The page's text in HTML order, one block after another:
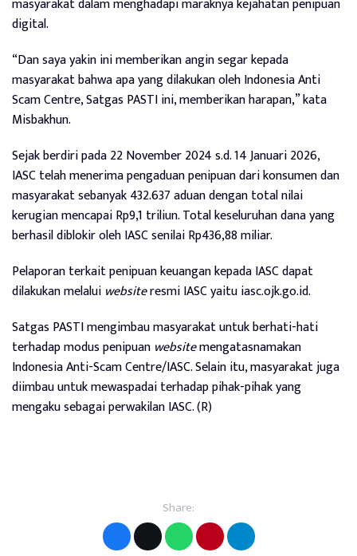
digital.
“Dan saya yakin ini memberikan angin segar kepada
masyarakat bahwa apa yang dilakukan oleh Indonesia Anti
Scam Centre, Satgas PASTI ini, memberikan harapan,” kata
Misbakhun.
Sejak berdiri pada 22 November 2024 s.d. 14 Januari 2026,
IASC telah menerima pengaduan penipuan dari konsumen dan
masyarakat sebanyak 432.637 aduan dengan total nilai
kerugian mencapai Rp9,1 triliun. Total keseluruhan dana yang
berhasil diblokir oleh IASC senilai Rp436,88 miliar.
Pelaporan terkait penipuan keuangan kepada IASC dapat
dilakukan melalui websiteresmi IASC yaitu iasc.ojk.go.id.
Satgas PASTI mengimbau masyarakat untuk berhati-hati
terhadap modus penipuan websitemengatasnamakan
Indonesia Anti-Scam Centre/IASC. Selain itu, masyarakat juga
diimbau untuk mewaspadai terhadap pihak-pihak yang
mengaku sebagai perwakilan IASC. (R)
Share: